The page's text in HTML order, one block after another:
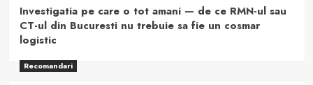
Investigatia pe care o tot amani — de ce RMN-ul sau
CT-ul din Bucuresti nu trebuie sa fie un cosmar
logistic
Recomandari